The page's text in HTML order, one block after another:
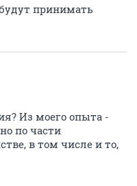
принимать
Из моего опыта -
по части
в том числе и то,